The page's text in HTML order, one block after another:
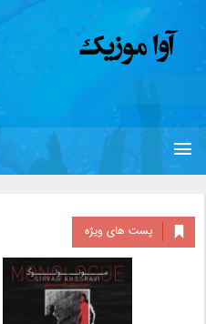
پست های ویژه